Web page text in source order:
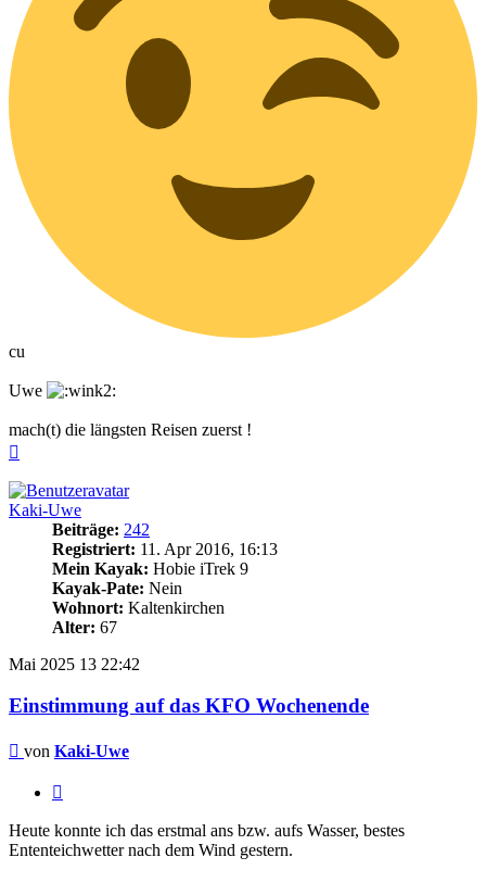
cu
Uwe
mach(t) die längsten Reisen zuerst !
Kaki-Uwe
Beiträge: 242
Registriert: 11. Apr 2016, 16:13
Mein Kayak: Hobie iTrek 9
Kayak-Pate: Nein
Wohnort: Kaltenkirchen
Alter: 67
Mai 2025 13 22:42
Einstimmung auf das KFO Wochenende
Beitrag
von Kaki-Uwe
Heute konnte ich das erstmal ans bzw. aufs Wasser, bestes
Ententeichwetter nach dem Wind gestern.